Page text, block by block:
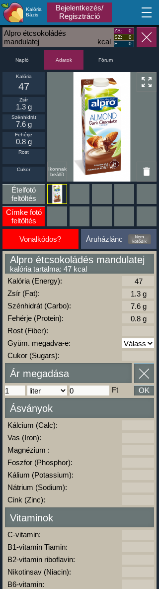
Kalória
Bázis
Bejelentkezés/
Regisztráció
MA
kcal
Alpro étcsokoládés
mandulatej
ZS:
0
SZ:
0
F:
0
Napló Adatok Fórum
Ikonnak
beállít
Kalória
47
Zsír
1.3 g
Szénhidrát
7.6 g
Fehérje
0.8 g
Rost
Cukor
Ételfotó
feltöltés
Címke fotó
feltöltés
Vonalkódos? Áruházlánc
Alpro étcsokoládés mandulatej
kalória tartalma: 47 kcal
Kalória (Energy):
Zsír (Fat):
Szénhidrát (Carbo):
Fehérje (Protein):
Rost (Fiber):
Gyüm. megadva-e:
Cukor (Sugars):
Ár megadása
Ft OK
Ásványok
Kálcium (Calc):
Vas (Iron):
Magnézium :
Foszfor (Phosphor):
Kálium (Potassium):
Nátrium (Sodium):
Cink (Zinc):
Vitaminok
C-vitamin:
B1-vitamin Tiamin:
B2-vitamin riboflavin:
Nikotinsav (Niacin):
B6-vitamin: